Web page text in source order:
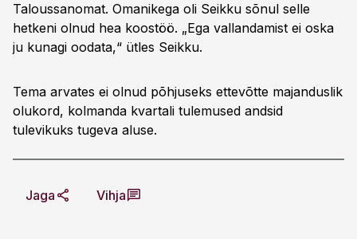
Taloussanomat. Omanikega oli Seikku sõnul selle
hetkeni olnud hea koostöö. „Ega vallandamist ei oska
ju kunagi oodata,“ ütles Seikku.
Tema arvates ei olnud põhjuseks ettevõtte majanduslik
olukord, kolmanda kvartali tulemused andsid
tulevikuks tugeva aluse.
Jaga Vihja